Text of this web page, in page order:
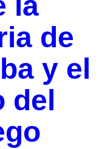
de
y el
del